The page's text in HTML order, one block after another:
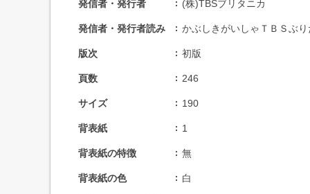
発信者・発行者 (株)TBSブリタニカ
発信者・発行者読み かぶしきがいしゃＴＢＳぶ
版次 初版
頁数 246
サイズ 190
背表紙 1
背表紙の特徴 無
背表紙の色 白